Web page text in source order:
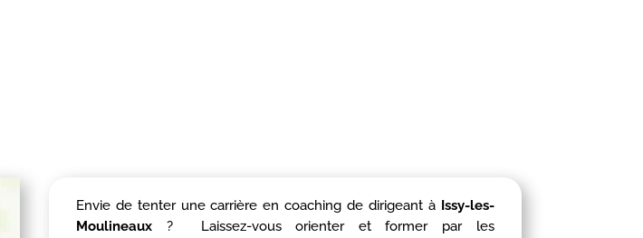
Envie de tenter une carrière en coaching de dirigeant à Issy-les-
Moulineaux ? Laissez-vous orienter et former par les